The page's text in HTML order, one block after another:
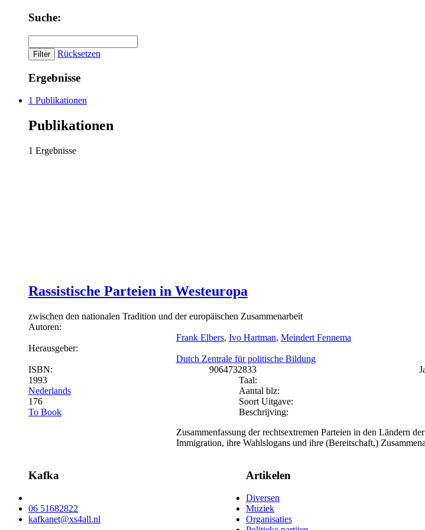
Suche:
Rücksetzen
Ergebnisse
1 Publikationen
Publikationen
1 Ergebnisse
Rassistische Parteien in Westeuropa
zwischen den nationalen Tradition und der europäischen Zusammenarbeit
Autoren:
Frank Elbers, Ivo Hartman, Meindert Fennema
Herausgeber:
Dutch Zentrale für politische Bildung
ISBN:
9064732833
1993
Taal:
Nederlands
Aantal blz:
176
Soort Uitgave:
To Book
Beschrijving:
Zusammenfassung der rechtsextremen Parteien in den Ländern
Immigration, ihre Wahlslogans und ihre (Bereitschaft,)
Kafka
06 51682822
kafkanet@xs4all.nl
Artikelen
Diversen
Muziek
Organisaties